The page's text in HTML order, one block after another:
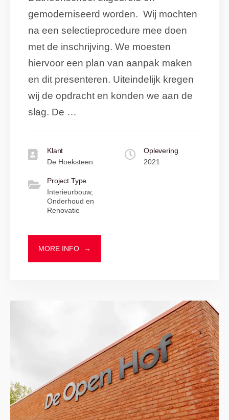
gemoderniseerd worden. Wij mochten
na een selectieprocedure mee doen
met de inschrijving. We moesten
hiervoor een plan van aanpak maken
en dit presenteren. Uiteindelijk kregen
wij de opdracht en konden we aan de
slag. De …
Klant
De Hoeksteen
Oplevering
2021
Project Type
Interieurbouw,
Onderhoud en
Renovatie
MORE INFO →